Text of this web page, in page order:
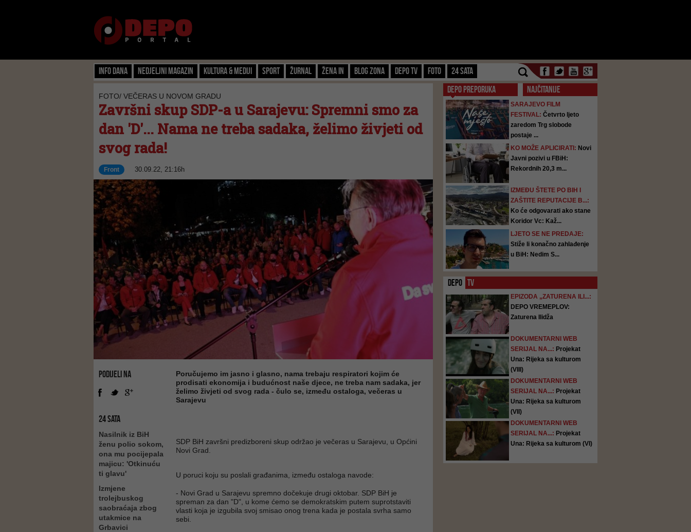
Info dana Nedjeljni magazin Kultura & Mediji Sport Žurnal Žena IN Blog zona Depo TV FOTO 24 SATA
FOTO/ VEČERAS U NOVOM GRADU
Završni skup SDP-a u Sarajevu: Spremni smo za
dan 'D'... Nama ne treba sadaka, želimo živjeti od
svog rada!
Front 30.09.22, 21:16h
PODIJELI NA
24 SATA
Nasilnik iz BiH
ženu polio sokom,
ona mu pocijepala
majicu: 'Otkinuću
ti glavu'
Izmjene
trolejbuskog
saobraćaja zbog
utakmice na
Grbavici
Poručujemo im jasno i glasno, nama trebaju respiratori kojim će
prodisati ekonomija i budućnost naše djece, ne treba nam sadaka, jer
želimo živjeti od svog rada - čulo se, između ostaloga, večeras u
Sarajevu
SDP BiH završni predizboreni skup održao je večeras u Sarajevu, u Općini
Novi Grad.
U poruci koju su poslali građanima, između ostaloga navode:
- Novi Grad u Sarajevu spremno dočekuje drugi oktobar. SDP BiH je
spreman za dan "D", u kome ćemo se demokratskim putem suprotstaviti
vlasti koja je izgubila svoj smisao onog trena kada je postala svrha samo
sebi.
DEPO PREPORUKA NAJČITANIJE
SARAJEVO FILM
FESTIVAL: Četvrto ljeto
zaredom Trg slobode
postaje ...
KO MOŽE APLICIRATI: Novi
Javni pozivi u FBiH:
Rekordnih 20,3 m...
IZMEĐU ŠTETE PO BIH I
ZAŠTITE REPUTACIJE B...:
Ko će odgovarati ako stane
Koridor Vc: Kaž...
LJETO SE NE PREDAJE:
Stiže li konačno zahlađenje
u BiH: Nedim S...
DEPO TV
EPIZODA „ZATURENA ILI...:
DEPO VREMEPLOV:
Zaturena Ilidža
DOKUMENTARNI WEB
SERIJAL NA...: Projekat
Una: Rijeka sa kulturom
(VIII)
DOKUMENTARNI WEB
SERIJAL NA...: Projekat
Una: Rijeka sa kulturom
(VII)
DOKUMENTARNI WEB
SERIJAL NA...: Projekat
Una: Rijeka sa kulturom (VI)